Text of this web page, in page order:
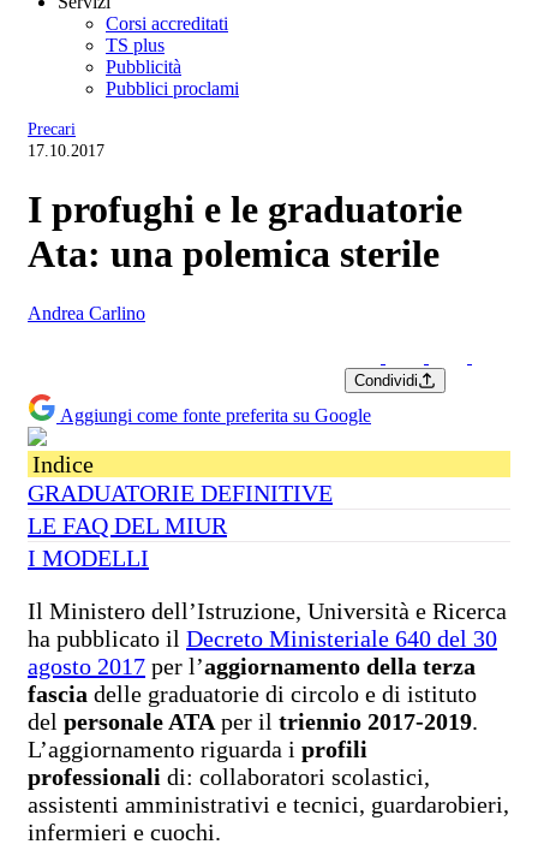
Corsi accreditati
TS plus
Pubblicità
Pubblici proclami
Precari
17.10.2017
I profughi e le graduatorie
Ata: una polemica sterile
Andrea Carlino
Condividi
Aggiungi come fonte preferita su Google
Indice
GRADUATORIE DEFINITIVE
LE FAQ DEL MIUR
I MODELLI
Il Ministero dell’Istruzione, Università e Ricerca
ha pubblicato il Decreto Ministeriale 640 del 30
agosto 2017 per l’aggiornamento della terza
fascia delle graduatorie di circolo e di istituto
del personale ATA per il triennio 2017-2019.
L’aggiornamento riguarda i profili
professionali di: collaboratori scolastici,
assistenti amministrativi e tecnici, guardarobieri,
infermieri e cuochi.